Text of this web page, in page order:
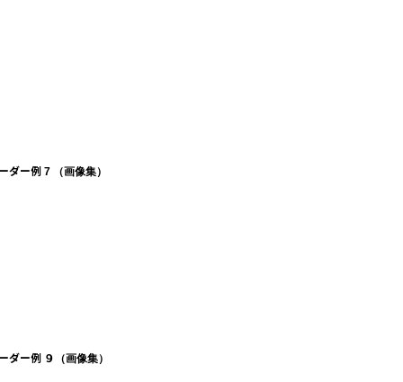
ダー例 7 （画像集）
ダー例 ９（画像集）